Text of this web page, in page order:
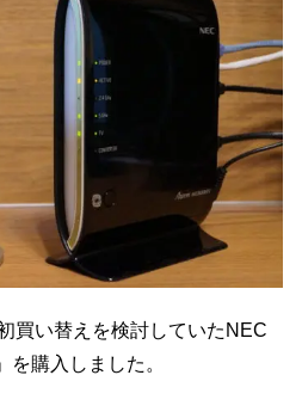
買い替えを検討していたNEC
購入しました。